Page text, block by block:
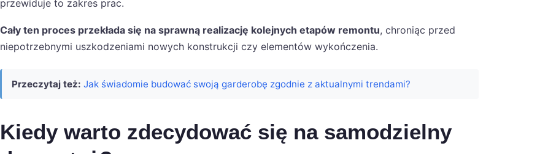
przewiduje to zakres prac.
Cały ten proces przekłada się na sprawną realizację kolejnych etapów remontu, chroniąc przed
niepotrzebnymi uszkodzeniami nowych konstrukcji czy elementów wykończenia.
Przeczytaj też: Jak świadomie budować swoją garderobę zgodnie z aktualnymi trendami?
Kiedy warto zdecydować się na samodzielny